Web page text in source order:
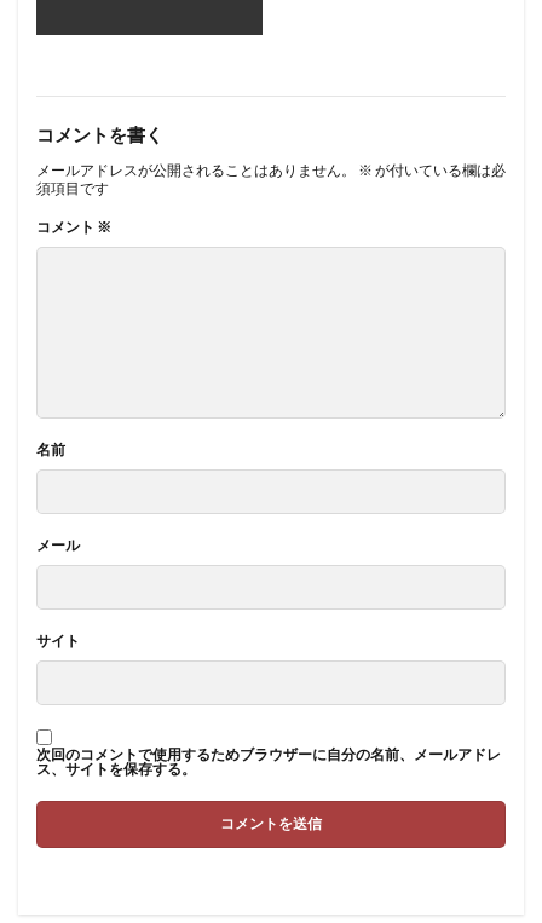
コメントを書く
メールアドレスが公開されることはありません。 ※ が付いている欄は必
須項目です
コメント ※
名前
メール
サイト
次回のコメントで使用するためブラウザーに自分の名前、メールアドレ
ス、サイトを保存する。